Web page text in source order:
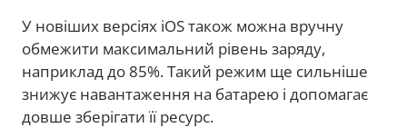
У новіших версіях iOS також можна вручну
обмежити максимальний рівень заряду,
наприклад до 85%. Такий режим ще сильніше
знижує навантаження на батарею і допомагає
довше зберігати її ресурс.